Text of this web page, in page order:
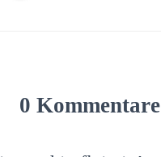
0 Kommentare